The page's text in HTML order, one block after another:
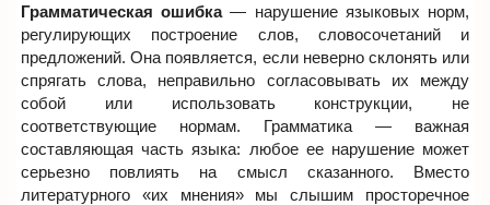
Грамматическая ошибка— нарушение языковых норм,
регулирующих построение слов, словосочетаний и
предложений. Она появляется, если неверно склонять или
спрягать слова, неправильно согласовывать их между
собой или использовать конструкции, не
соответствующие нормам. Грамматика — важная
составляющая часть языка: любое ее нарушение может
серьезно повлиять на смысл сказанного. Вместо
литературного «их мнения» мы слышим просторечное